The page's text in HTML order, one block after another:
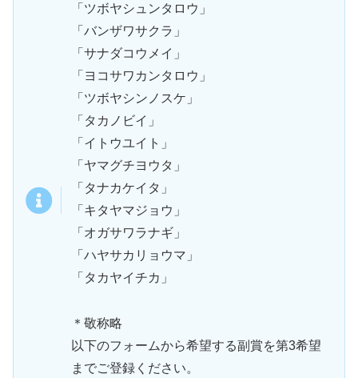
「ツボヤシュンタロウ」
「バンザワサクラ」
「サナダコウメイ」
「ヨコサワカンタロウ」
「ツボヤシンノスケ」
「タカノビイ」
「イトウユイト」
「ヤマグチヨウタ」
「タナカケイタ」
「キタヤマジョウ」
「オガサワラナギ」
「ハヤサカリョウマ」
「タカヤイチカ」
＊敬称略
以下のフォームから希望する副賞を第3希望
までご登録ください。